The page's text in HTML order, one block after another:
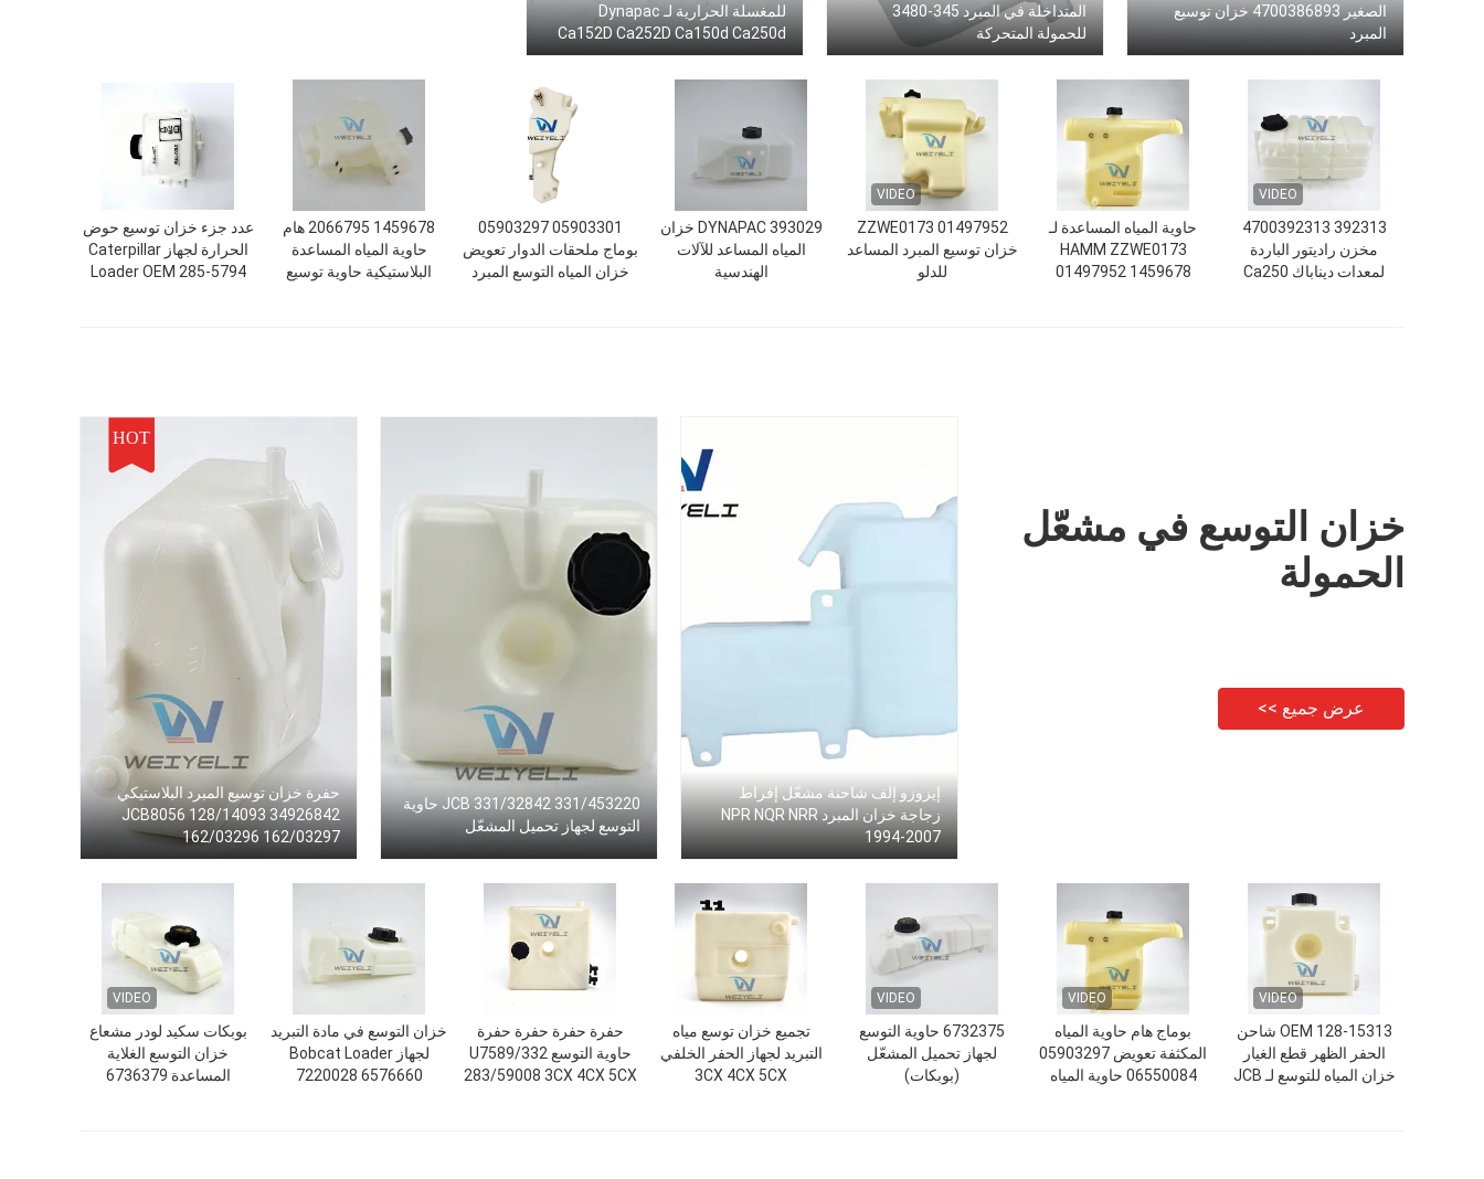
للمغسلة الحرارية لـ Dynapac
Ca152D Ca252D Ca150d Ca250d
المتداخلة في المبرد 345-3480
للحمولة المتحركة
الصغير 4700386893 خزان توسيع
المبرد
عدد جزء خزان توسيع حوض
الحرارة لجهاز Caterpillar
Loader OEM 285-5794
1459678 2066795 هام
حاوية المياه المساعدة
البلاستيكية حاوية توسيع
05903301 05903297
بوماج ملحقات الدوار تعويض
خزان المياه التوسع المبرد
DYNAPAC 393029 خزان
المياه المساعد للآلات
الهندسية
VIDEO
ZZWE0173 01497952
خزان توسيع المبرد المساعد
للدلو
حاوية المياه المساعدة لـ
HAMM ZZWE0173
01497952 1459678
VIDEO
392313 4700392313
مخزن راديتور الباردة
لمعدات ديناباك Ca250
HOT
حفرة خزان توسيع المبرد البلاستيكي
JCB8056 128/14093 34926842
162/03296 162/03297
JCB 331/32842 331/453220 حاوية
التوسع لجهاز تحميل المشعّل
إيزوزو إلف شاحنة مشعّل إفراط
زجاجة خزان المبرد NPR NQR NRR
1994-2007
خزان التوسع في مشعّل
الحمولة
عرض جميع >>
VIDEO
بوبكات سكيد لودر مشعاع
خزان التوسع الغلاية
المساعدة 6736379
خزان التوسع في مادة التبريد
لجهاز Bobcat Loader
7220028 6576660
حفرة حفرة حفرة حفرة
حاوية التوسع 332/U7589
283/59008 3CX 4CX 5CX
تجميع خزان توسع مياه
التبريد لجهاز الحفر الخلفي
3CX 4CX 5CX
VIDEO
6732375 حاوية التوسع
لجهاز تحميل المشعّل
(بوبكات)
VIDEO
بوماج هام حاوية المياه
المكثفة تعويض 05903297
06550084 حاوية المياه
VIDEO
OEM 128-15313 شاحن
الحفر الظهر قطع الغيار
خزان المياه للتوسع لـ JCB